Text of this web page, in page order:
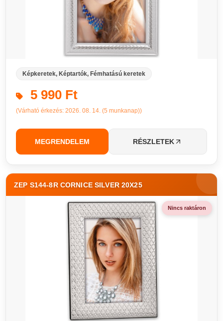
Képkeretek, Képtartók, Fémhatású keretek
5 990 Ft
(Várható érkezés: 2026. 08. 14. (5 munkanap))
MEGRENDELEM RÉSZLETEK
ZEP S144-8R CORNICE SILVER 20X25
Nincs raktáron